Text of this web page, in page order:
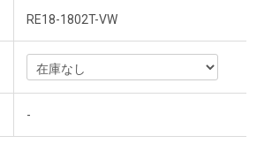
RE18-1802T-VW
-